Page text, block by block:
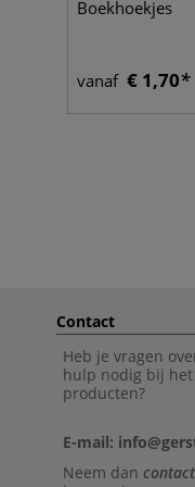
Boekhoekjes
vanaf € 1,70
Contact
Heb je vragen
hulp nodig bij
producten?
E-mail:
Neem dan contact